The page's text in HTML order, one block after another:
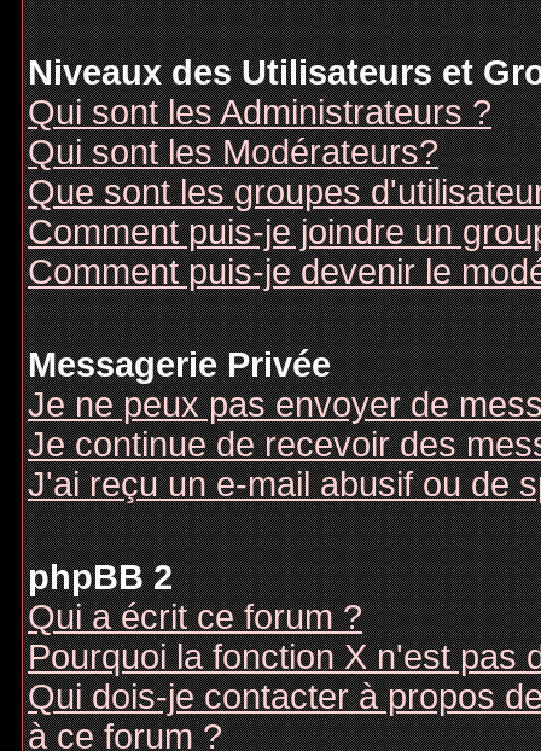
Niveaux des Utilisateurs et
Qui sont les Administrateurs ?
Qui sont les Modérateurs?
Que sont les groupes
Comment puis-je joindre un
Comment puis-je devenir le
Messagerie Privée
Je ne peux pas envoyer de
Je continue de recevoir des
J'ai reçu un e-mail abusif ou de
phpBB 2
Qui a écrit ce forum ?
Pourquoi la fonction X n'est pas
Qui dois-je contacter à propos
à ce forum ?